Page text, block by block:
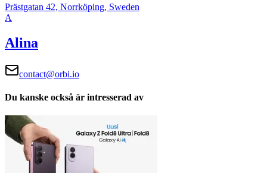
Prästgatan 42, Norrköping, Sweden
A
Alina
contact@orbi.io
Du kanske också är intresserad av